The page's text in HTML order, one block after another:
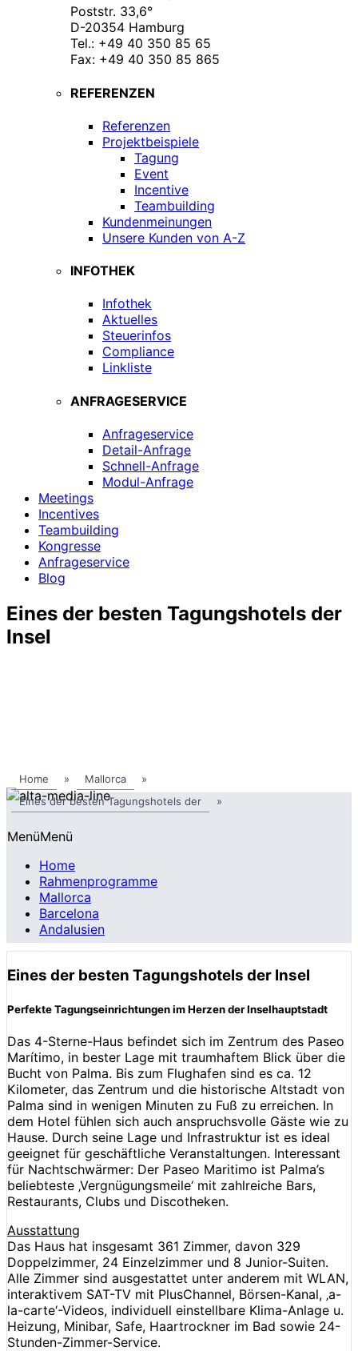
Poststr. 33,6°
D-20354 Hamburg
Tel.: +49 40 350 85 65
Fax: +49 40 350 85 865
REFERENZEN
Referenzen
Projektbeispiele
Tagung
Event
Incentive
Teambuilding
Kundenmeinungen
Unsere Kunden von A-Z
INFOTHEK
Infothek
Aktuelles
Steuerinfos
Compliance
Linkliste
ANFRAGESERVICE
Anfrageservice
Detail-Anfrage
Schnell-Anfrage
Modul-Anfrage
Meetings
Incentives
Teambuilding
Kongresse
Anfrageservice
Blog
Eines der besten Tagungshotels der
Insel
Home » Mallorca
»
Eines der besten Tagungshotels der
»
MenüMenü
Home
Rahmenprogramme
Mallorca
Barcelona
Andalusien
Eines der besten Tagungshotels der Insel
Perfekte Tagungseinrichtungen im Herzen der Inselhauptstadt
Das 4-Sterne-Haus befindet sich im Zentrum des Paseo
Marítimo, in bester Lage mit traumhaftem Blick über die
Bucht von Palma. Bis zum Flughafen sind es ca. 12
Kilometer, das Zentrum und die historische Altstadt von
Palma sind in wenigen Minuten zu Fuß zu erreichen. In
dem Hotel fühlen sich auch anspruchsvolle Gäste wie zu
Hause. Durch seine Lage und Infrastruktur ist es ideal
geeignet für geschäftliche Veranstaltungen. Interessant
für Nachtschwärmer: Der Paseo Maritimo ist Palma’s
beliebteste ‚Vergnügungsmeile‘ mit zahlreiche Bars,
Restaurants, Clubs und Discotheken.
Ausstattung
Das Haus hat insgesamt 361 Zimmer, davon 329
Doppelzimmer, 24 Einzelzimmer und 8 Junior-Suiten.
Alle Zimmer sind ausgestattet unter anderem mit WLAN,
interaktivem SAT-TV mit PlusChannel, Börsen-Kanal, ‚a-
la-carte‘-Videos, individuell einstellbare Klima-Anlage u.
Heizung, Minibar, Safe, Haartrockner im Bad sowie 24-
Stunden-Zimmer-Service.